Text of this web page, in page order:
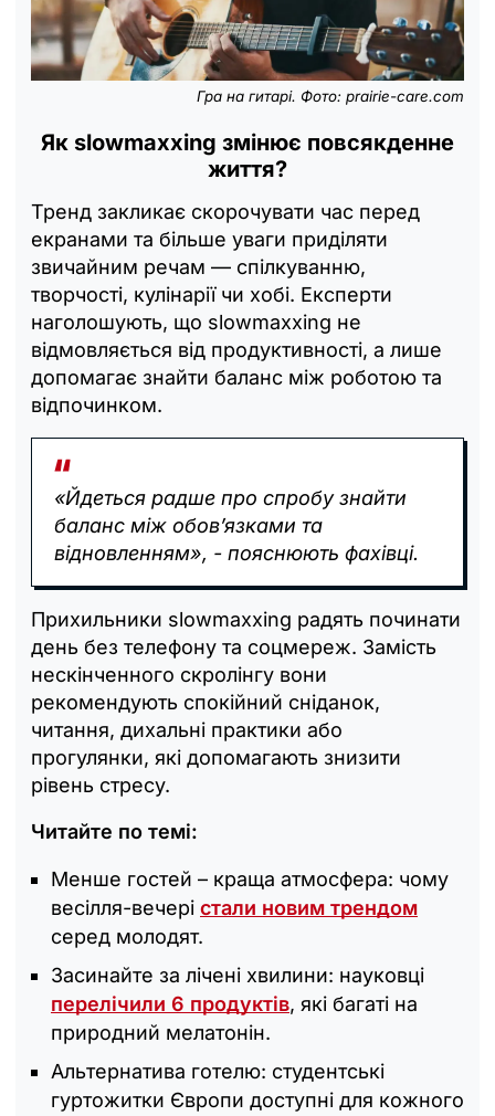
Гра на гитарі. Фото: prairie-care.com
Як slowmaxxing змінює повсякденне
життя?
Тренд закликає скорочувати час перед
екранами та більше уваги приділяти
звичайним речам — спілкуванню,
творчості, кулінарії чи хобі. Експерти
наголошують, що slowmaxxing не
відмовляється від продуктивності, а лише
допомагає знайти баланс між роботою та
відпочинком.
«Йдеться радше про спробу знайти
баланс між обов’язками та
відновленням», - пояснюють фахівці.
Прихильники slowmaxxing радять починати
день без телефону та соцмереж. Замість
нескінченного скролінгу вони
рекомендують спокійний сніданок,
читання, дихальні практики або
прогулянки, які допомагають знизити
рівень стресу.
Читайте по темі:
Менше гостей – краща атмосфера: чому
весілля-вечері стали новим трендом
серед молодят.
Засинайте за лічені хвилини: науковці
перелічили 6 продуктів, які багаті на
природний мелатонін.
Альтернатива готелю: студентські
гуртожитки Європи доступні для кожного